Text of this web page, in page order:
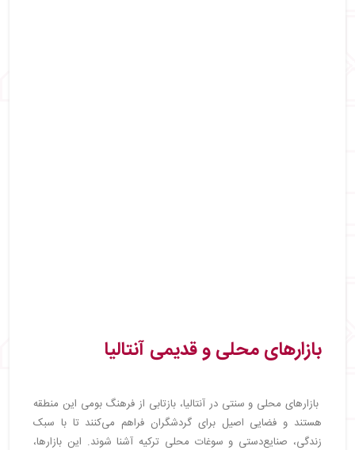
بازارهای محلی و قدیمی آنتالیا
بازارهای محلی و سنتی در آنتالیا، بازتابی از فرهنگ بومی این منطقه
هستند و فضایی اصیل برای گردشگران فراهم می‌کنند تا با سبک
زندگی، صنایع‌دستی و سوغات محلی ترکیه آشنا شوند. این بازارها،